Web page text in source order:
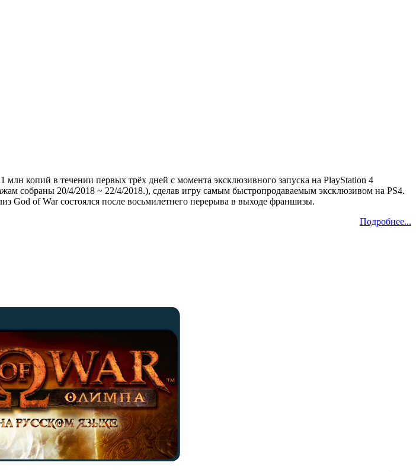
копий в течении первых трёх дней с момента эксклюзивного запуска на PlayStation 4
собраны 20/4/2018 ~ 22/4/2018.), сделав игру самым быстропродаваемым эксклюзивом на PS4.
God of War состоялся после восьмилетнего перерыва в выходе франшизы.
Подробнее...